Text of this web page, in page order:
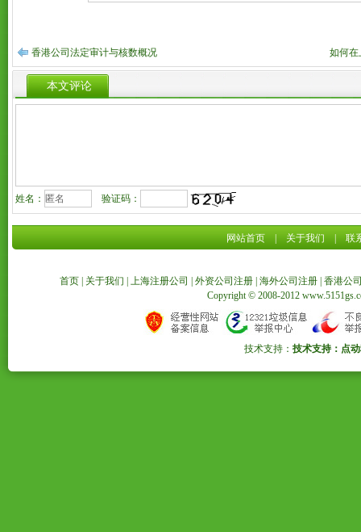
香港公司法定审计与核数概况 如何在
本文评论
姓名： 验证码：
网站首页 关于我们 联
首页 关于我们 上海注册公司 外资公司注册 海外公司注册 香港公
Copyright © 2008-2012
技术支持： 技术支持：点